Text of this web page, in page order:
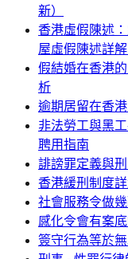
新）
香港虛假陳述
屋虛假陳述詳解
假結婚在香港
析
逾期居留在香
非法勞工與黑
聘用指南
誹謗罪定義與
香港緩刑制度
社會服務令做
感化令會有案
簽守行為等於